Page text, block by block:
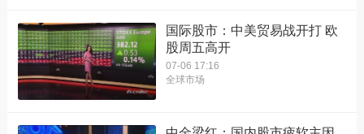
国际股市：中美贸易战开打 欧
股周五高开
07-06 17:16
全球市场